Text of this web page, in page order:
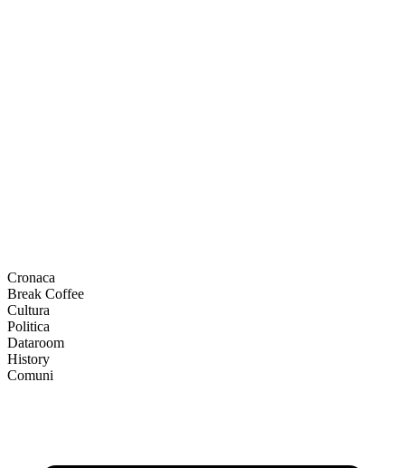
Cronaca
Break Coffee
Cultura
Politica
Dataroom
History
Comuni